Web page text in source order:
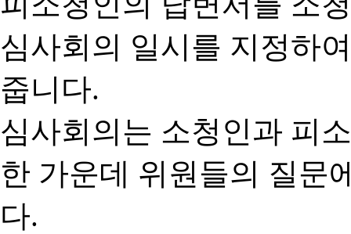
심사회의 일시를 지정하
줍니다.
심사회의는 소청인과 피
한 가운데 위원들의 질문
다.